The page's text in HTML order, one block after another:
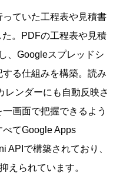
ていた工程表や見積書
。PDFの工程表や見積
、Googleスプレッドシ
る仕組みを構築。読み
レンダーにも自動反映さ
画面で把握できるよう
てGoogle Apps
APIで構築されており、
えられています。